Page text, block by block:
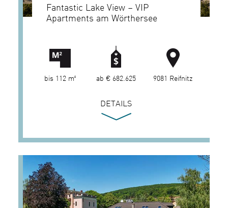
Fantastic Lake View – VIP
Apartments am Wörthersee
bis 112 m² ab € 682.625 9081 Reifnitz
DETAILS